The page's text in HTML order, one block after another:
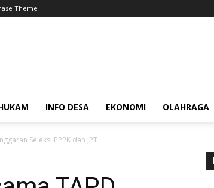
Theme
INFO DESA EKONOMI OLAHRAGA
Seleksi PPPK dan JPT